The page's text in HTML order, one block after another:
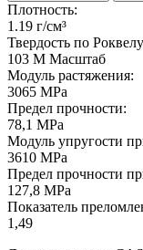
Плотность:
1.19 г/см³
Твердость по
103 М Масштаб
Модуль растяжения:
3065 MPa
Предел прочности:
78,1 MPa
Модуль упругости
3610 MPa
Предел прочности
127,8 MPa
Показатель
1,49